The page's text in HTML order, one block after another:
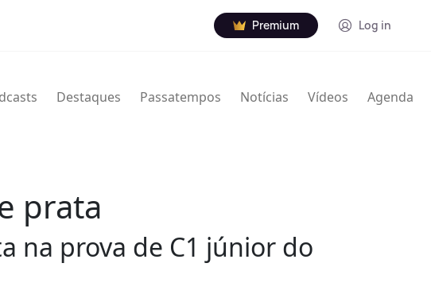
Premium Log in
Destaques Passatempos Notícias Vídeos Agenda
prata
na prova de C1 júnior do